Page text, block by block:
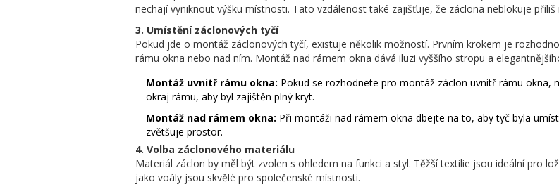
nechají vyniknout výšku místnosti. Tato vzdálenost také zajišťuje, že záclona neblokuje příliš
3. Umístění záclonových tyčí
Pokud jde o montáž záclonových tyčí, existuje několik možností. Prvním krokem je
rámu okna nebo nad ním. Montáž nad rámem okna dává iluzi vyššího stropu a
Montáž uvnitř rámu okna: Pokud se rozhodnete pro montáž záclon uvnitř rámu okna,
okraj rámu, aby byl zajištěn plný kryt.
Montáž nad rámem okna: Při montáži nad rámem okna dbejte na to, aby tyč byla
zvětšuje prostor.
4. Volba záclonového materiálu
Materiál záclon by měl být zvolen s ohledem na funkci a styl. Těžší textilie jsou ideální pro
jako voály jsou skvělé pro společenské místnosti.